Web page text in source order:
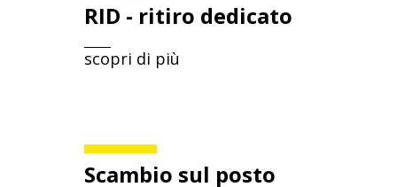
RID - ritiro dedicato
scopri di più
Scambio sul posto